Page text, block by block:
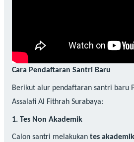
Cara Pendaftaran Santri Baru
Berikut alur pendaftaran santri baru
Assalafi Al Fithrah Surabaya:
1. Tes Non Akademik
Calon santri melakukan tes akademik